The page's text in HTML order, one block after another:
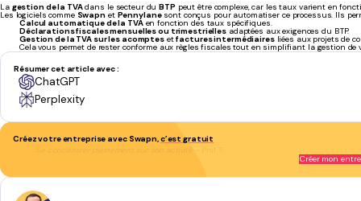
La gestion de la TVAdans le secteur duBTP peut être complexe, car les taux varient en
Les logiciels comme Swapn et Pennylanesont conçus pour automatiser ce processus. Ils
Calcul automatique de la TVAen fonction des taux spécifiques.
Déclarations fiscales mensuelles ou trimestrielles adaptées aux exigences du BTP.
Gestion de la TVA sur les acomptesetfactures intermédiairesliées aux projets de
Cela vous permet de rester conforme aux règles fiscales tout en simplifiant la gestion de
Résumer cet article avec :
ChatGPT
Perplexity
Créez votre entreprise avec Swapn,c’est gratuit
Créer mon